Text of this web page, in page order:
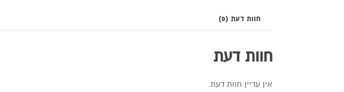
חוות דעת (0)
חוות דעת
אין עדיין חוות דעת.